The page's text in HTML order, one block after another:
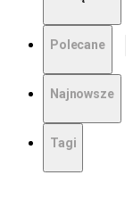
Polecane
Najnowsze
Tagi